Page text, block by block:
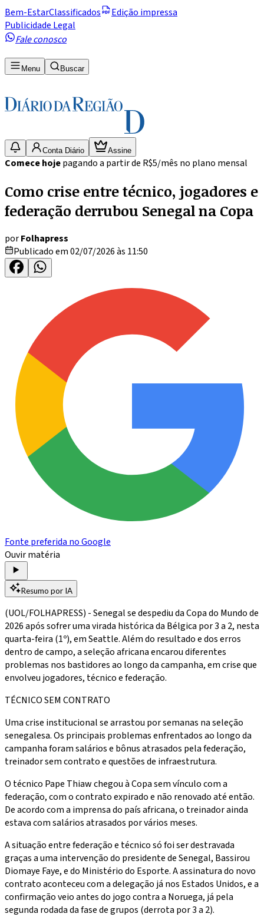
Bem-EstarClassificados
Edição impressa
Publicidade Legal
Fale conosco
Menu Buscar
Conta Diário Assine
Comece hojepagando a partir de R$5/mês no plano mensal
Como crise entre técnico, jogadores e
federação derrubou Senegal na Copa
porFolhapress
Publicado em 02/07/2026 às 11:50
Fonte preferida no Google
Ouvir matéria
Resumo por IA
(UOL/FOLHAPRESS) - Senegal se despediu da Copa do Mundo de
2026 após sofrer uma virada histórica da Bélgica por 3 a 2, nesta
quarta-feira (1º), em Seattle. Além do resultado e dos erros
dentro de campo, a seleção africana encarou diferentes
problemas nos bastidores ao longo da campanha, em crise que
envolveu jogadores, técnico e federação.
TÉCNICO SEM CONTRATO
Uma crise institucional se arrastou por semanas na seleção
senegalesa. Os principais problemas enfrentados ao longo da
campanha foram salários e bônus atrasados pela federação,
treinador sem contrato e questões de infraestrutura.
O técnico Pape Thiaw chegou à Copa sem vínculo com a
federação, com o contrato expirado e não renovado até então.
De acordo com a imprensa do país africana, o treinador ainda
estava com salários atrasados por vários meses.
A situação entre federação e técnico só foi ser destravada
graças a uma intervenção do presidente de Senegal, Bassirou
Diomaye Faye, e do Ministério do Esporte. A assinatura do novo
contrato aconteceu com a delegação já nos Estados Unidos, e a
confirmação veio antes do jogo contra a Noruega, já pela
segunda rodada da fase de grupos (derrota por 3 a 2).